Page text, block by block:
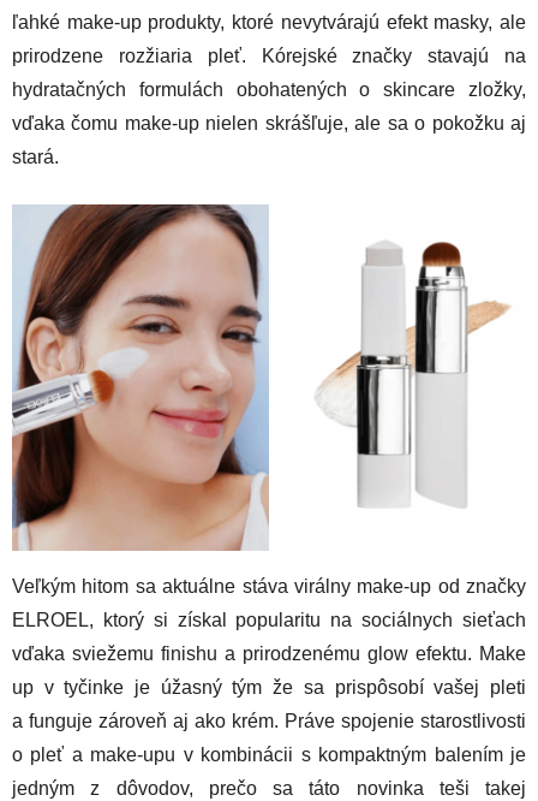
ľahké make-up produkty, ktoré nevytvárajú efekt masky, ale
prirodzene rozžiaria pleť. Kórejské značky stavajú na
hydratačných formulách obohatených o skincare zložky,
vďaka čomu make-up nielen skrášľuje, ale sa o pokožku aj
stará.
Veľkým hitom sa aktuálne stáva virálny make-up od značky
ELROEL, ktorý si získal popularitu na sociálnych sieťach
vďaka sviežemu finishu a prirodzenému glow efektu. Make
up v tyčinke je úžasný tým že sa prispôsobí vašej pleti
a funguje zároveň aj ako krém. Práve spojenie starostlivosti
o pleť a make-upu v kombinácii s kompaktným balením je
jedným z dôvodov, prečo sa táto novinka teši takej